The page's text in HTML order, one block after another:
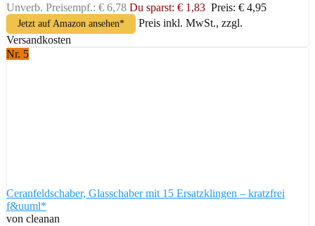
Unverb. Preisempf.: € 6,78 Du sparst: € 1,83 Preis: € 4,95
Jetzt auf Amazon ansehen*
Preis inkl. MwSt., zzgl.
Versandkosten
Nr. 5
Ceranfeldschaber, Glasschaber mit 15 Ersatzklingen – kratzfrei
f&uuml*
von cleanan